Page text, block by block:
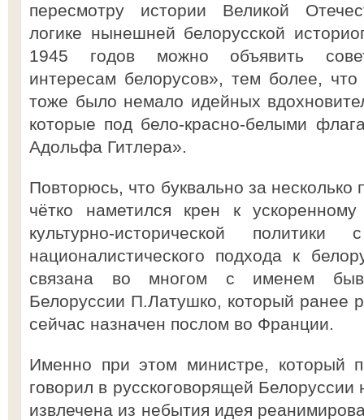
пересмотру истории Великой
логике нынешней белорусской
1945 годов можно объявить
интересам белорусов», тем более, что
тоже было немало идейных
которые под бело-красно-белыми
Адольфа Гитлера».
Повторюсь, что буквально за несколько
чётко наметился крен к
культурно-исторической
националистического подхода к
связана во многом с именем
Белоруссии П.Латушко, который ранее
сейчас назначен послом во Франции.
Именно при этом министре, который
говорил в русскоговорящей
извлечена из небытия идея